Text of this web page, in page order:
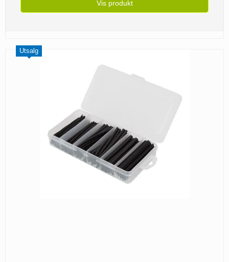
Vis produkt
Utsalg